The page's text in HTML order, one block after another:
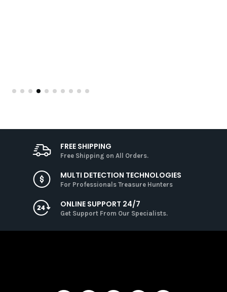
FREE SHIPPING
Free Shipping on All Orders.
MULTI DETECTION TECHNOLOGIES
For Professionals Treasure Hunters
ONLINE SUPPORT 24/7
Get Support From Our Specialists.